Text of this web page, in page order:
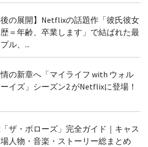
後の展開】Netflixの話題作「彼氏彼女
＝年齢、卒業します」で結ばれた最
ル、...
の新章へ「マイライフ with ウォル
イズ」シーズン2 がNetflixに登場！
ザ・ボローズ」完全ガイド｜キャス
場人物・音楽・ストーリー総まとめ